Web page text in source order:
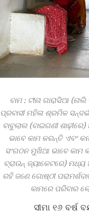
ବାମ : ଟୀନା ଗାରାସିଆ
ପ୍ରବାସୀ ମହିଳା ଶ୍ରମିକ
ବାବୁଲାଲ (ବାଇଗଣୀ
ଭାବେ କାମ କରନ୍ତି ଏବଂ
ସଂଗଠନ ମୁଖିଆ ଭାବେ କାମ
ବ୍ରାଉନ୍ ଜ୍ୟାକେଟରେ)
ରହି ଜଣେ ଗୋଷ୍ଠୀ
କାମରେ ପରିବାର
ସୀମା ୧୬ ବର୍ଷ